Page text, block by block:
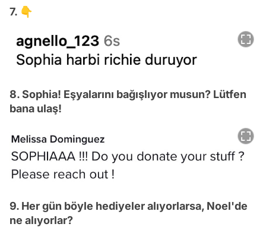
7. 👇
8. Sophia! Eşyalarını bağışlıyor musun? Lütfen
bana ulaş!
9. Her gün böyle hediyeler alıyorlarsa, Noel'de
ne alıyorlar?